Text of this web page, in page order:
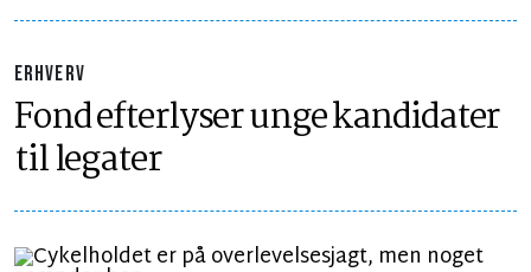
ERHVERV
Fond efterlyser unge kandidater
til legater